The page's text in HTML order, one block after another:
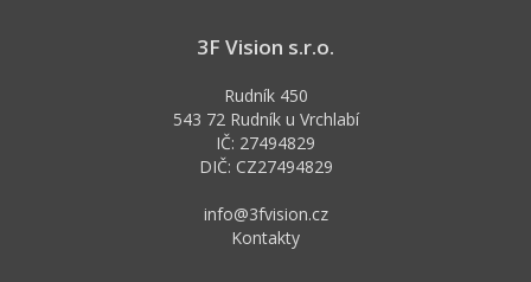
3F Vision s.r.o.
Rudník 450
543 72 Rudník u Vrchlabí
IČ: 27494829
DIČ: CZ27494829
info@3fvision.cz
Kontakty